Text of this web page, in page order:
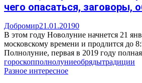
чего опасаться, заговоры,
Добромир21.01.20190
В этом году Новолуние начнется 21
московскому времени и продлится до
Полнолуние, первая в 2019 году
гороскопполнолуниеобрядытрадиции
Разное интересное